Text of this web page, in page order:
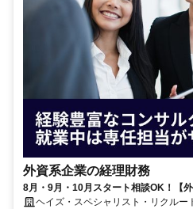
外資系企業の経理財務
8月・9月・10月スタート相談OK！【
大／700万～800万／リモート勤務OK
ヘイズ・スペシャリスト・リクルー